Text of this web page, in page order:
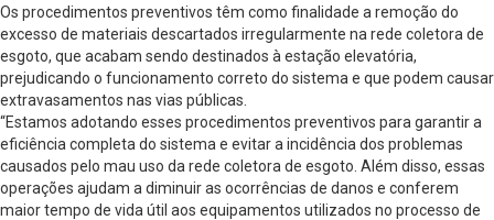
Os procedimentos preventivos têm como finalidade a remoção do
excesso de materiais descartados irregularmente na rede coletora de
esgoto, que acabam sendo destinados à estação elevatória,
prejudicando o funcionamento correto do sistema e que podem causar
extravasamentos nas vias públicas.
“Estamos adotando esses procedimentos preventivos para garantir a
eficiência completa do sistema e evitar a incidência dos problemas
causados pelo mau uso da rede coletora de esgoto. Além disso, essas
operações ajudam a diminuir as ocorrências de danos e conferem
maior tempo de vida útil aos equipamentos utilizados no processo de